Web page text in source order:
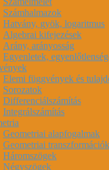
Számhalmazok
Hatvány, gyök, logaritmus
Algebrai kifejezések
Arány, arányosság
Egyenletek,
Elemi függvények és
Sorozatok
Differenciálszámítás
Integrálszámítás
Geometriai alapfogalmak
Geometriai transzformációk
Háromszögek
Négyszögek